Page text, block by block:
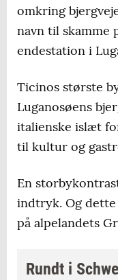
omkring
navn til skamme
endestation i
Ticinos største
Luganosøens
italienske islæt
til kultur og
En
indtryk. Og
på alpelandets
Rundt i